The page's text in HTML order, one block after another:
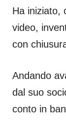
Ha iniziato,
video,
con
Andando
dal suo
conto in